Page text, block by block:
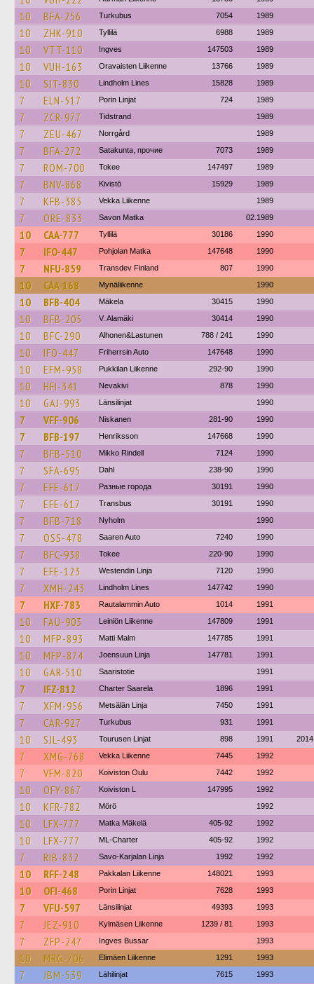
10 BFA-256 Turkubus 7054 1989
10 ZHK-910 Tyllilä 6988 1989
10 VTT-110 Ingves 147503 1989
10 VUH-163 Oravaisten Liikenne 13766 1989
10 SJT-830 Lindholm Lines 15828 1989
7 ELN-517 Porin Linjat 724 1989
7 ZCR-977 Tidstrand 1989
7 ZEU-467 Norrgård 1989
7 BFA-272 Satakunta, прочие 7073 1989
7 ROM-700 Tokee 147497 1989
7 BNV-868 Kivistö 15929 1989
7 KFB-385 Vekka Liikenne 1989
7 ORE-833 Savon Matka 02.1989
10 CAA-777 Tyllilä 30186 1990
7 IFO-447 Pohjolan Matka 147648 1990
7 NFU-859 Transdev Finland 807 1990
10 CAA-168 Mynäliikenne 1990
10 BFB-404 Mäkela 30415 1990
10 BFB-205 V. Alamäki 30414 1990
10 BFC-290 Alhonen&Lastunen 788 / 241 1990
10 IFO-447 Friherrsin Auto 147648 1990
10 EFM-958 Pukkilan Liikenne 292-90 1990
10 HFI-341 Nevakivi 878 1990
10 GAJ-993 Länsilinjat 1990
7 VFF-906 Niskanen 281-90 1990
7 BFB-197 Henriksson 147668 1990
7 BFB-510 Mikko Rindell 7124 1990
7 SFA-695 Dahl 238-90 1990
7 EFE-617 Разные города 30191 1990
7 EFE-617 Transbus 30191 1990
7 BFB-718 Nyholm 1990
7 OSS-478 Saaren Auto 7240 1990
7 BFC-938 Tokee 220-90 1990
7 EFE-123 Westendin Linja 7120 1990
7 XMH-243 Lindholm Lines 147742 1990
7 HXF-783 Rautalammin Auto 1014 1991
10 FAU-903 Leiniön Liikenne 147809 1991
10 MFP-893 Matti Malm 147785 1991
10 MFP-874 Joensuun Linja 147781 1991
10 GAR-510 Saaristotie 1991
7 IFZ-812 Charter Saarela 1896 1991
7 XFM-956 Metsälän Linja 7450 1991
7 CAR-927 Turkubus 931 1991
10 SJL-493 Tourusen Linjat 898 1991 2014
7 XMG-768 Vekka Liikenne 7445 1992
7 VFM-820 Koiviston Oulu 7442 1992
10 OFY-867 Koiviston L 147995 1992
10 KFR-782 Mörö 1992
10 LFX-777 Matka Mäkelä 405-92 1992
10 LFX-777 ML-Charter 405-92 1992
7 RIB-832 Savo-Karjalan Linja 1992 1992
10 RFF-248 Pakkalan Liikenne 148021 1993
10 OFI-468 Porin Linjat 7628 1993
7 VFU-597 Länsilinjat 49393 1993
7 JEZ-910 Kylmäsen Liikenne 1239 / 81 1993
7 ZFP-247 Ingves Bussar 1993
10 MRG-706 Elimäen Liikenne 1291 1993
7 JBM-539 Lähilinjat 7615 1993